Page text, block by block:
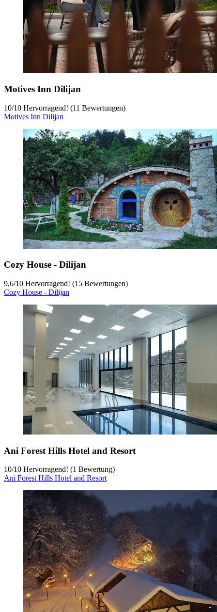
Motives Inn Dilijan
10/10 Hervorragend! (11 Bewertungen)
Motives Inn Dilijan
Cozy House - Dilijan
9,6/10 Hervorragend! (15 Bewertungen)
Cozy House - Dilijan
Ani Forest Hills Hotel and Resort
10/10 Hervorragend! (1 Bewertung)
Ani Forest Hills Hotel and Resort